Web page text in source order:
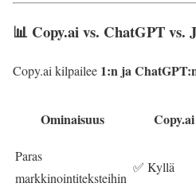
📊 Copy.ai vs. ChatGPT vs.
Copy.ai kilpailee 1:n ja
Ominaisuus Copy.ai
Paras
markkinointiteksteihin
✅ Kyllä